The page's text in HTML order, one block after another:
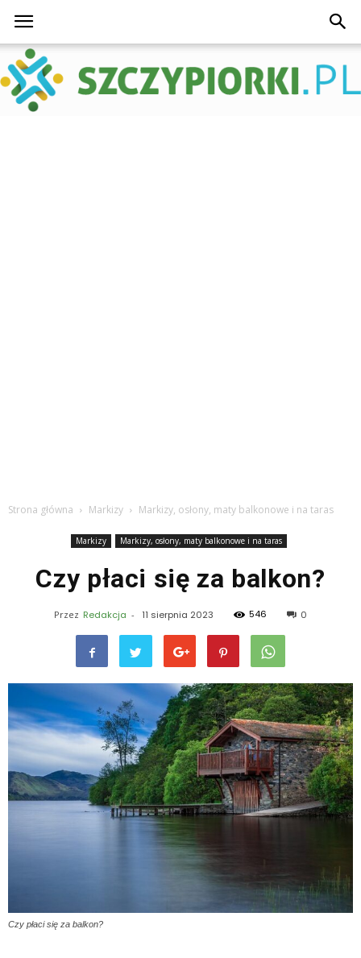
Strona główna Markizy Markizy, osłony, maty balkonowe i na taras
Markizy Markizy, osłony, maty balkonowe i na taras
Czy płaci się za balkon?
Przez Redakcja - 11 sierpnia 2023 546 0
Czy płaci się za balkon?